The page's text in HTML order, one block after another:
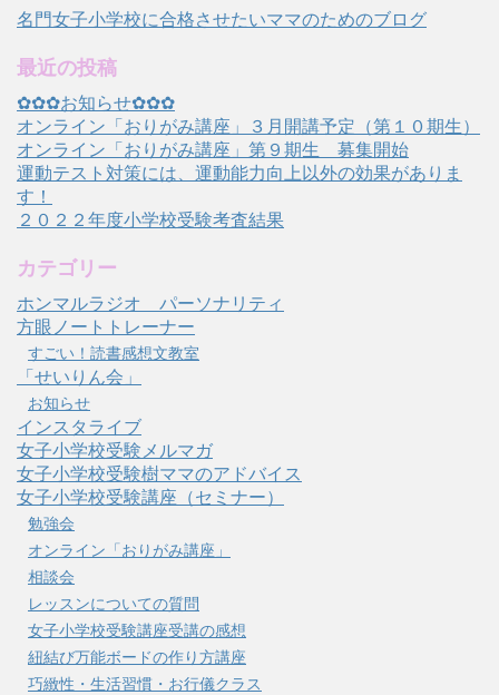
名門女子小学校に合格させたいママのためのブログ
最近の投稿
✿✿✿お知らせ✿✿✿
オンライン「おりがみ講座」３月開講予定（第１０期生）
オンライン「おりがみ講座」第９期生 募集開始
運動テスト対策には、運動能力向上以外の効果がありま
す！
２０２２年度小学校受験考査結果
カテゴリー
ホンマルラジオ パーソナリティ
方眼ノートトレーナー
すごい！読書感想文教室
「せいりん会」
お知らせ
インスタライブ
女子小学校受験メルマガ
女子小学校受験樹ママのアドバイス
女子小学校受験講座（セミナー）
勉強会
オンライン「おりがみ講座」
相談会
レッスンについての質問
女子小学校受験講座受講の感想
紐結び万能ボードの作り方講座
巧緻性・生活習慣・お行儀クラス